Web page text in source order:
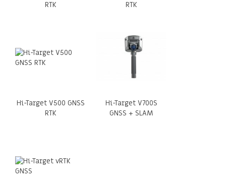
RTK
RTK
Hi-Target V500 GNSS
RTK
Hi-Target V700S
GNSS + SLAM